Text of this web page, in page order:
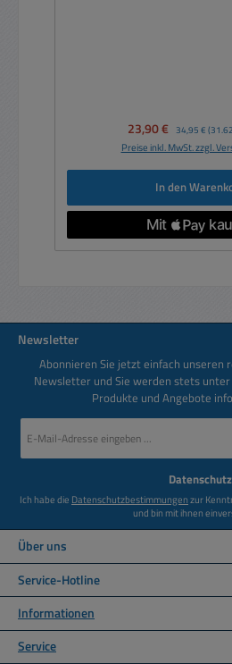
Verkaufspreis:
23,90 € Regulärer Preis:
34,95 €
Preise inkl. MwSt. zzgl.
In den
Newsletter
Abonnieren Sie jetzt einfach unseren
Newsletter und Sie werden stets
Produkte und Angebote
Mail-
Datenschutz
Ich habe die Datenschutzbestimmungenzur
und bin mit ihnen
Über uns
Service-Hotline
Informationen
Service